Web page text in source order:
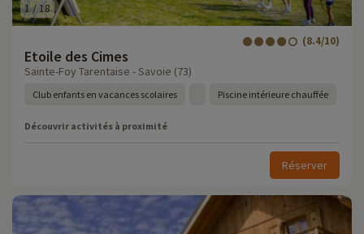
1/18
Etoile des Cimes
(8.4/10)
Sainte-Foy Tarentaise - Savoie (73)
Club enfants en vacances scolaires Piscine intérieure chauffée
Découvrir activités à proximité
Réserver